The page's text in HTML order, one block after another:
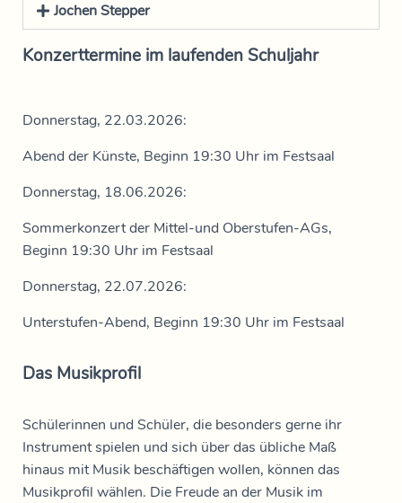
Jochen Stepper
Konzerttermine im laufenden Schuljahr
Donnerstag, 22.03.2026:
Abend der Künste, Beginn 19:30 Uhr im Festsaal
Donnerstag, 18.06.2026:
Sommerkonzert der Mittel-und Oberstufen-AGs,
Beginn 19:30 Uhr im Festsaal
Donnerstag, 22.07.2026:
Unterstufen-Abend, Beginn 19:30 Uhr im Festsaal
Das Musikprofil
Schülerinnen und Schüler, die besonders gerne ihr
Instrument spielen und sich über das übliche Maß
hinaus mit Musik beschäftigen wollen, können das
Musikprofil wählen. Die Freude an der Musik im